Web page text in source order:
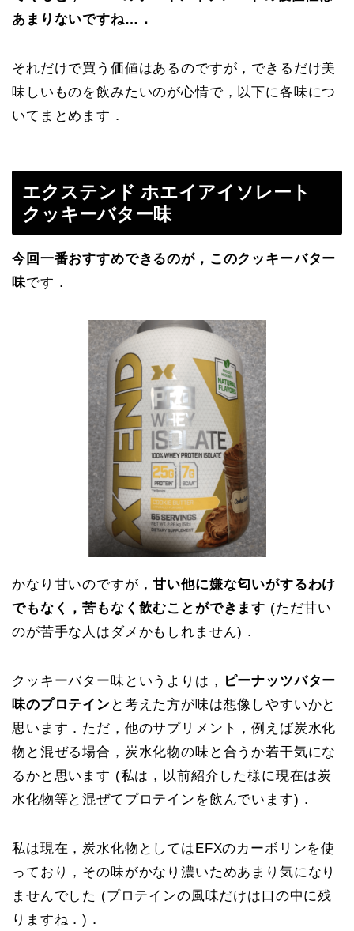
あまりないですね…．
それだけで買う価値はあるのですが，できるだけ美
味しいものを飲みたいのが心情で，以下に各味につ
いてまとめます．
エクステンド ホエイアイソレート
クッキーバター味
今回一番おすすめできるのが，このクッキーバター
味です．
かなり甘いのですが，甘い他に嫌な匂いがするわけ
でもなく，苦もなく飲むことができます (ただ甘い
のが苦手な人はダメかもしれません)．
クッキーバター味というよりは， ピーナッツバター
味のプロテイン と考えた方が味は想像しやすいかと
思います．ただ，他のサプリメント，例えば炭水化
物と混ぜる場合，炭水化物の味と合うか若干気にな
るかと思います (私は，以前紹介した様に現在は炭
水化物等と混ぜてプロテインを飲んでいます)．
私は現在，炭水化物としてはEFXのカーボリンを使
っており，その味がかなり濃いためあまり気になり
ませんでした (プロテインの風味だけは口の中に残
りますね．)．